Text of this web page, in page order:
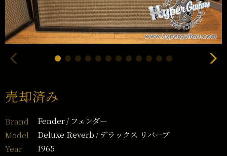
売却済み
Brand Fender
フェンダー
Model
Deluxe Reverb
デラックス リバーブ
Year
1965